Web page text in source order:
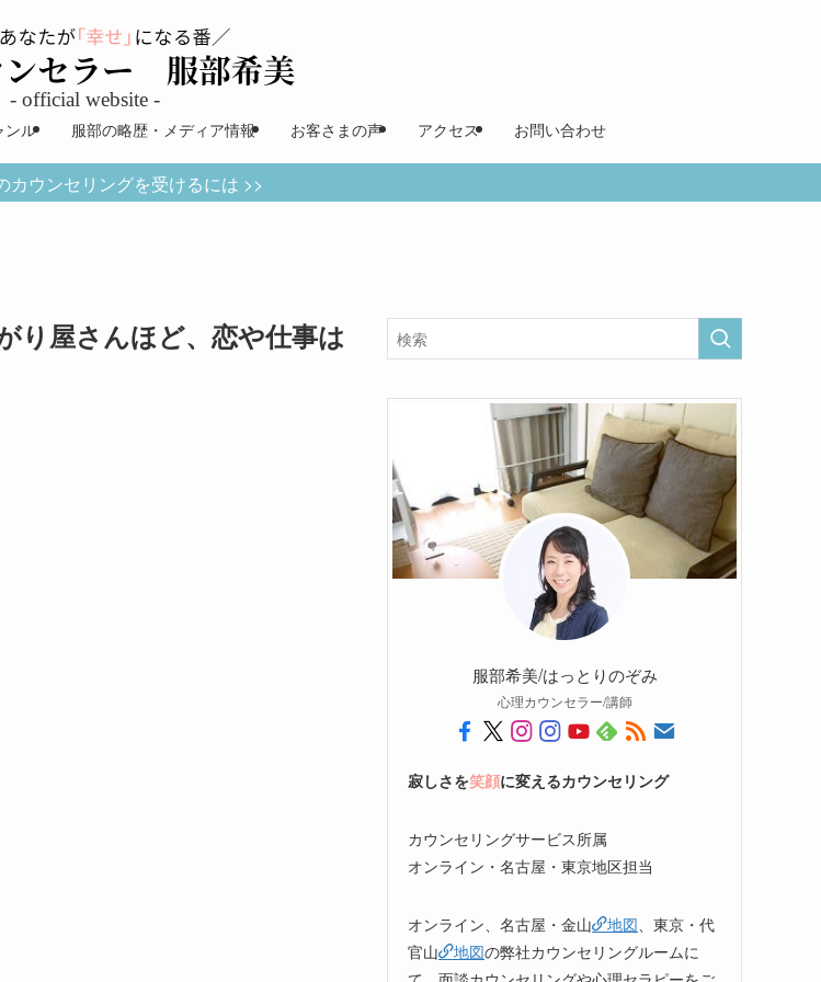
ンル 服部の略歴・メディア情報 お客さまの声 アクセス お問い合わせ
ウンセリングを受けるには >>
り屋さんほど、恋や仕事は
服部希美/はっとりのぞみ
心理カウンセラー/講師
寂しさを笑顔に変えるカウンセリング
カウンセリングサービス所属
オンライン・名古屋・東京地区担当
オンライン、名古屋・金山 地図、東京・代
官山
地図の弊社カウンセリングルームに